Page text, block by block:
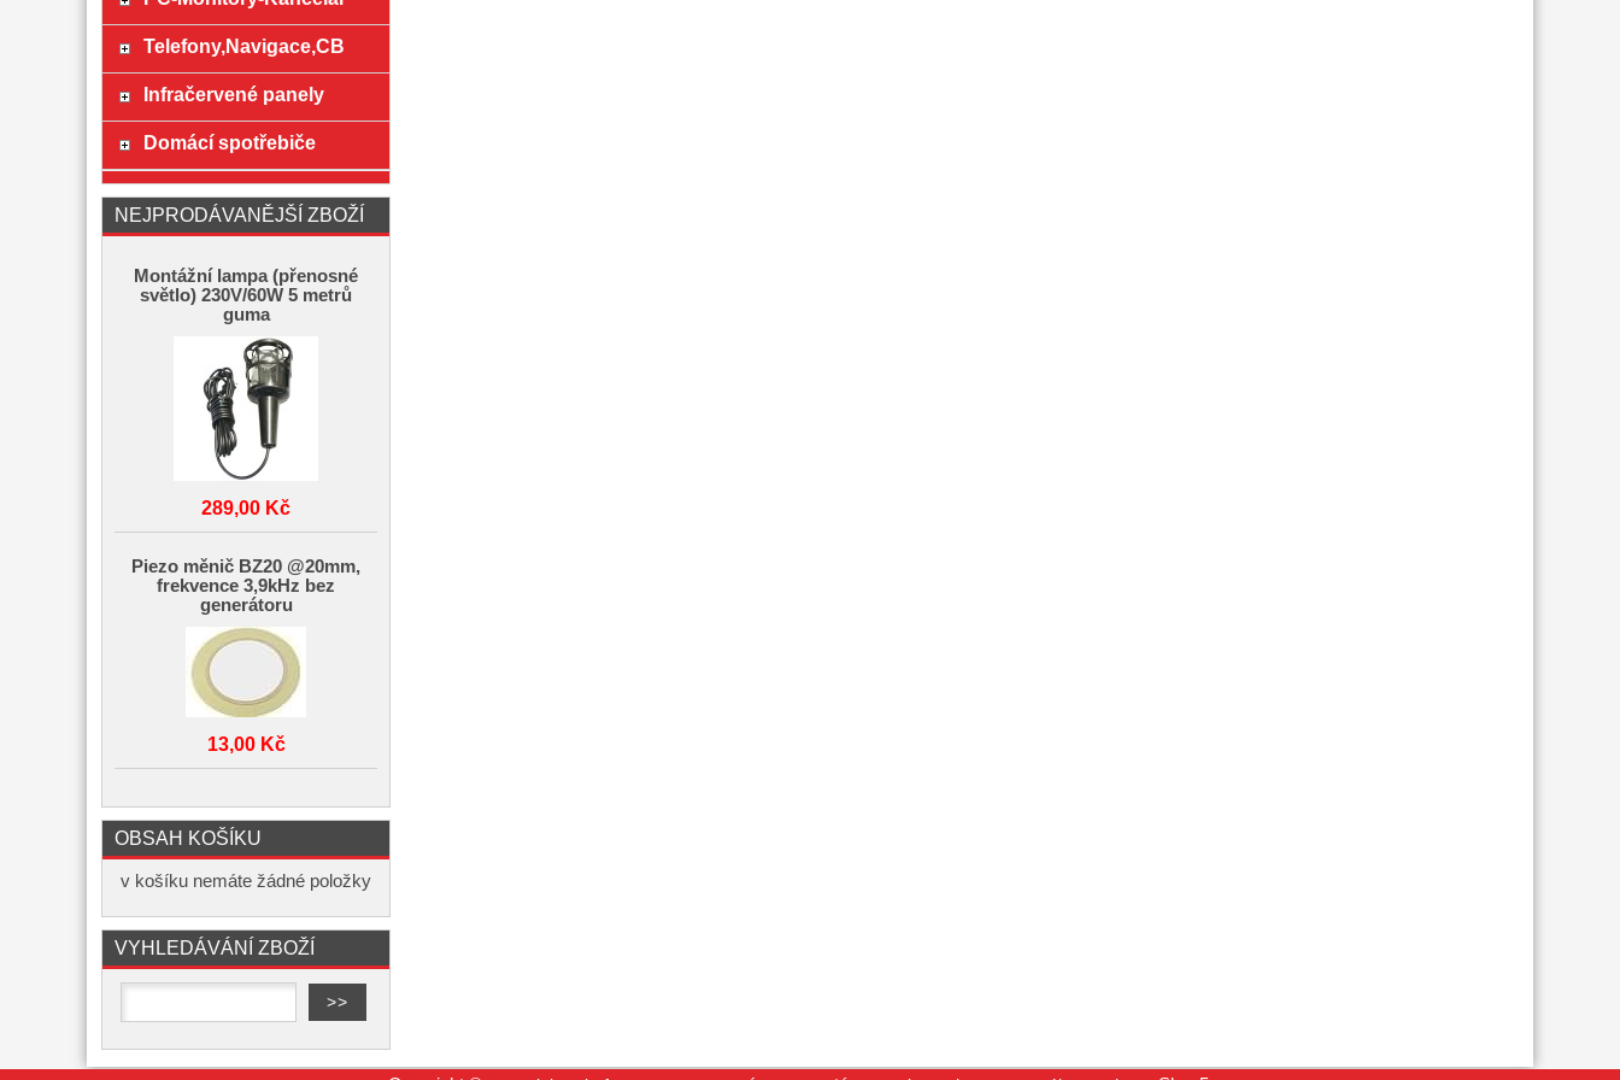
Telefony,Navigace,CB
Infračervené panely
Domácí spotřebiče
NEJPRODÁVANĚJŠÍ ZBOŽÍ
Montážní lampa (přenosné
světlo) 230V/60W 5 metrů
guma
289,00 Kč
Piezo měnič BZ20 @20mm,
frekvence 3,9kHz bez
generátoru
13,00 Kč
OBSAH KOŠÍKU
v košíku nemáte žádné položky
VYHLEDÁVÁNÍ ZBOŽÍ